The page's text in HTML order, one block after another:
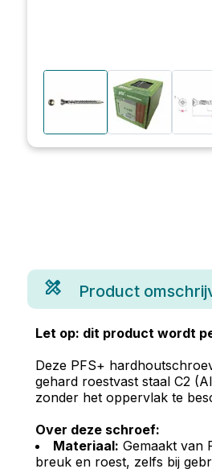
Product
Let op: dit product wordt
Deze PFS+
gehard roestvast staal C2
zonder het oppervlak te
Over deze schroef:
Materiaal: Gemaakt van
breuk en roest, zelfs bij